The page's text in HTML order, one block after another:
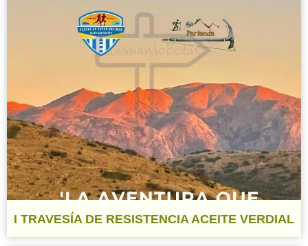
I TRAVESÍA DE RESISTENCIA ACEITE VERDIAL